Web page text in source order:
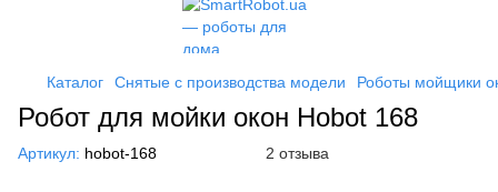
Каталог Снятые с производства модели Роботы мойщики
Робот для мойки окон Hobot 168
Артикул: hobot-168 2 отзыва